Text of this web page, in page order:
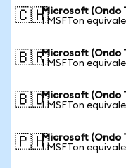
🇨🇭Microsoft (Ondo
1 MSFTon
🇧🇷Microsoft (Ondo
1 MSFTon
🇧🇩Microsoft (Ondo
1 MSFTon
🇵🇭Microsoft (Ondo
1 MSFTon